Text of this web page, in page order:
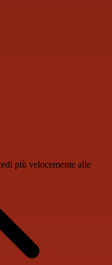
più velocemente alle